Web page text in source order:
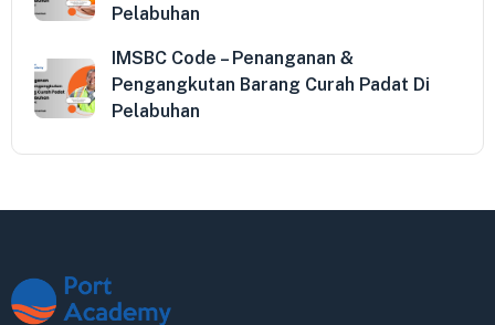
Pelabuhan
IMSBC Code – Penanganan &
Pengangkutan Barang Curah Padat Di
Pelabuhan